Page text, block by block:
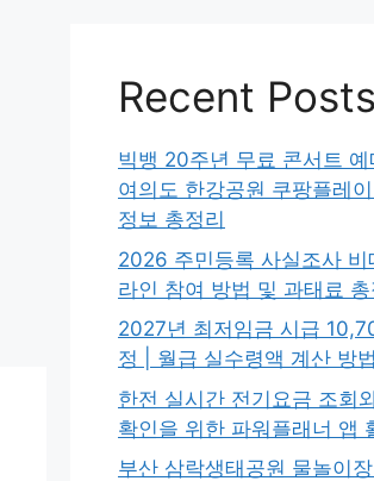
Recent Posts
빅뱅 20주년 무료 콘서트 예
여의도 한강공원 쿠팡플레
정보 총정리
2026 주민등록 사실조사 비
라인 참여 방법 및 과태료 총
2027년 최저임금 시급
정 | 월급 실수령액 계산 방
한전 실시간 전기요금 조회
확인을 위한 파워플래너 앱
부산 삼락생태공원 물놀이